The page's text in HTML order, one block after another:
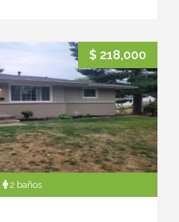
$ 218,000
2 baños